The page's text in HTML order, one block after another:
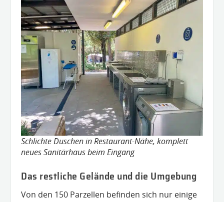
Schlichte Duschen in Restaurant-Nähe, komplett
neues Sanitärhaus beim Eingang
Das restliche Gelände und die Umgebung
Von den 150 Parzellen befinden sich nur einige